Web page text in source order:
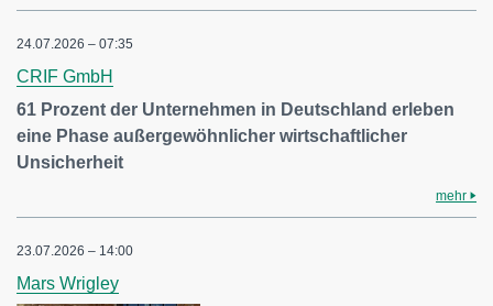
24.07.2026 – 07:35
CRIF GmbH
61 Prozent der Unternehmen in Deutschland erleben
eine Phase außergewöhnlicher wirtschaftlicher
Unsicherheit
mehr
23.07.2026 – 14:00
Mars Wrigley